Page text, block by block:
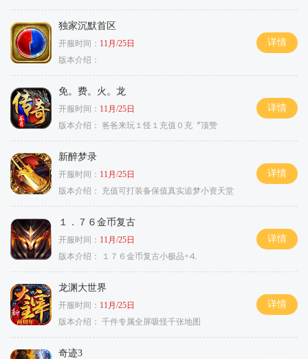
独家沉默首区
开服时间： 11月/25日
版本介绍：
详情
免。费。火。龙
开服时间： 11月/25日
版本介绍： 爸爸来玩１怪１充值０充〞顶赞
详情
新醉梦录
开服时间： 11月/25日
版本介绍：
充值可打装备保值真实追梦小资天堂
详情
１．７６金币复古
开服时间： 11月/25日
版本介绍：
１７６金币复古小极品+⒋
详情
龙渊大世界
开服时间： 11月/25日
版本介绍： 千件专属全屏吸怪千张地图
详情
奇迹3